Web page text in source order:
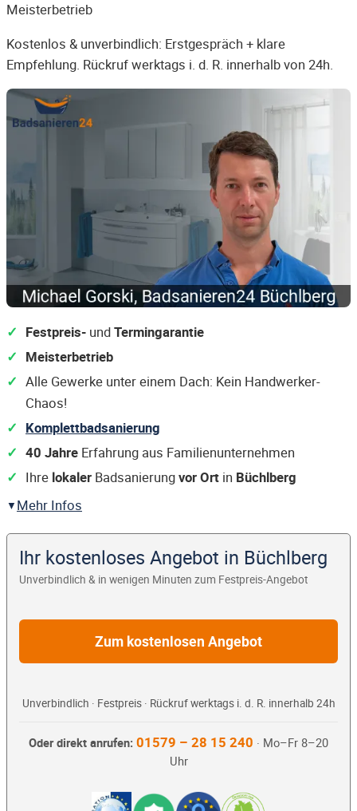
Meisterbetrieb
Kostenlos & unverbindlich: Erstgespräch + klare
Empfehlung. Rückruf werktags i. d. R. innerhalb von 24h.
Festpreis- undTermingarantie
Meisterbetrieb
Alle Gewerke unter einem Dach: Kein Handwerker-
Chaos!
Komplettbadsanierung
40 Jahre Erfahrung aus Familienunternehmen
Ihre lokaler Badsanierungvor Ort in Büchlberg
Mehr Infos
Ihr kostenloses Angebot in Büchlberg
Unverbindlich & in wenigen Minuten zum Festpreis-Angebot
Zum kostenlosen Angebot
Unverbindlich · Festpreis · Rückruf werktags i. d. R. innerhalb 24h
Oder direkt anrufen: 01579 – 28 15 240 · Mo–Fr 8–20
Uhr